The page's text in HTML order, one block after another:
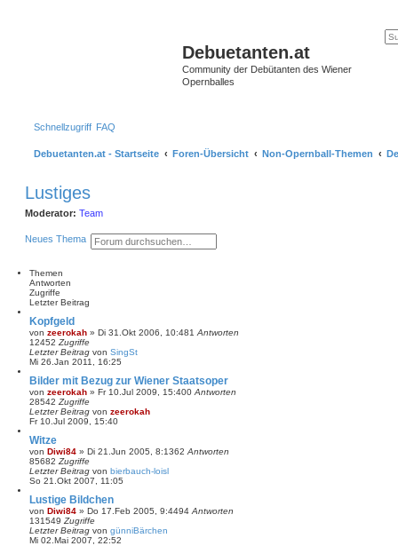
Debuetanten.at
Community der Debütanten des Wiener
Opernballes
Schnellzugriff FAQ
Debuetanten.at - Startseite Foren-Übersicht Non-Opernball-Themen
Lustiges
Moderator: Team
Neues Thema S
u
E
r
e
u
c
h
e
Themen
Antworten
Zugriffe
Letzter Beitrag
Kopfgeld
von zeerokah » Di 31.Okt 2006, 10:481 Antworten
12452 Zugriffe
Letzter Beitrag von SingSt
Mi 26.Jan 2011, 16:25
Bilder mit Bezug zur Wiener Staatsoper
von zeerokah » Fr 10.Jul 2009, 15:400 Antworten
28542 Zugriffe
Letzter Beitrag von zeerokah
Fr 10.Jul 2009, 15:40
Witze
von Diwi84 » Di 21.Jun 2005, 8:1362 Antworten
85682 Zugriffe
Letzter Beitrag von bierbauch-loisl
So 21.Okt 2007, 11:05
Lustige Bildchen
von Diwi84 » Do 17.Feb 2005, 9:4494 Antworten
131549 Zugriffe
Letzter Beitrag von günniBärchen
Mi 02.Mai 2007, 22:52